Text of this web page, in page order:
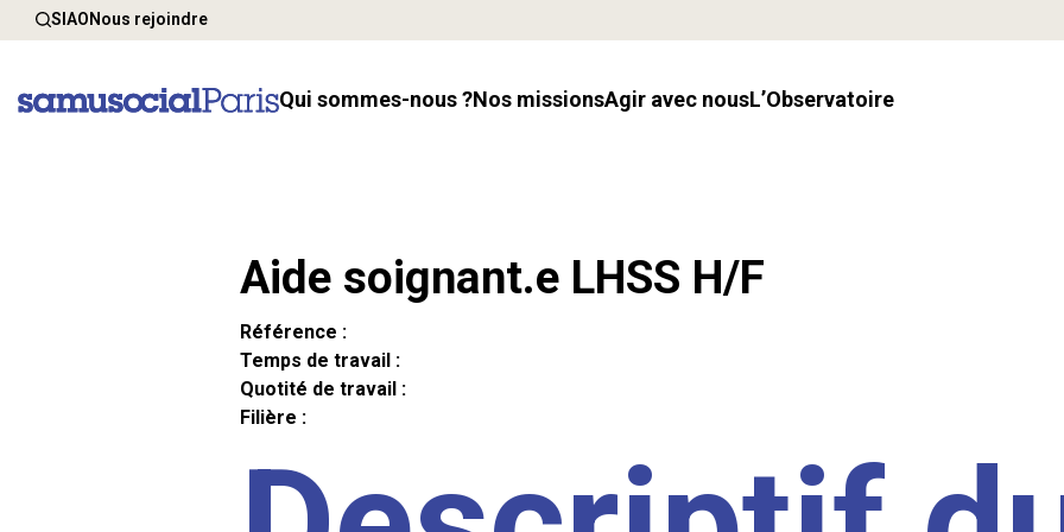
SIAONous rejoindre
Qui sommes-nous ? Nos missions Agir avec nous l’Observatoire
Aide soignant.e LHSS H/F
Référence :
Temps de travail :
Quotité de travail :
Filière :